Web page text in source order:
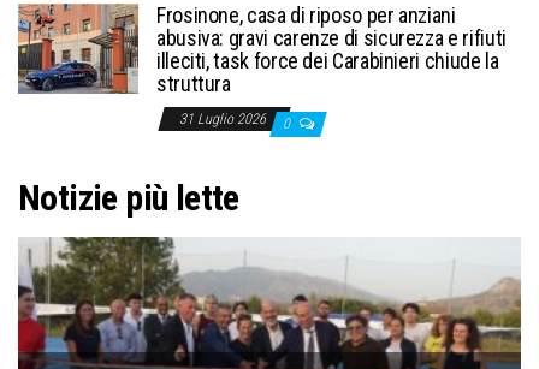
Frosinone, casa di riposo per anziani
abusiva: gravi carenze di sicurezza e rifiuti
illeciti, task force dei Carabinieri chiude la
struttura
31 Luglio 2026 0
Notizie più lette